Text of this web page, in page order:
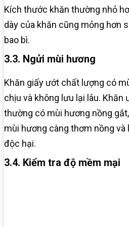
Kích thước khăn thường nhỏ
dày của khăn cũng mỏng hơn
bao bì.
3.3. Ngửi mùi hương
Khăn giấy ướt chất lượng có
chịu và không lưu lại lâu.
thường có mùi hương nồng
mùi hương càng thơm nồng và
độc hại.
3.4. Kiểm tra độ mềm mại